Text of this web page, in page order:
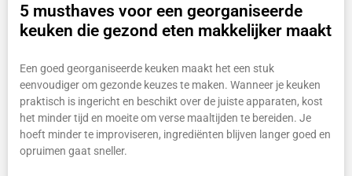
5 musthaves voor een georganiseerde
keuken die gezond eten makkelijker maakt
Een goed georganiseerde keuken maakt het een stuk
eenvoudiger om gezonde keuzes te maken. Wanneer je keuken
praktisch is ingericht en beschikt over de juiste apparaten, kost
het minder tijd en moeite om verse maaltijden te bereiden. Je
hoeft minder te improviseren, ingrediënten blijven langer goed en
opruimen gaat sneller.